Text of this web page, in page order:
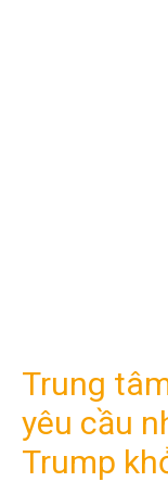
Trung
yêu cầu
Trump